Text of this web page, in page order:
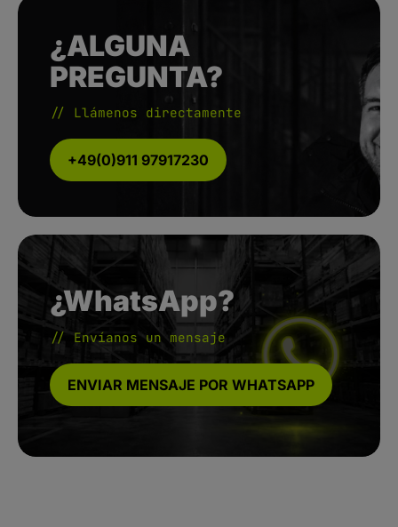
¿ALGUNA
PREGUNTA?
// Llámenos directamente
+49(0)911 97917230
¿WhatsApp?
// Envíanos un mensaje
ENVIAR MENSAJE POR WHATSAPP